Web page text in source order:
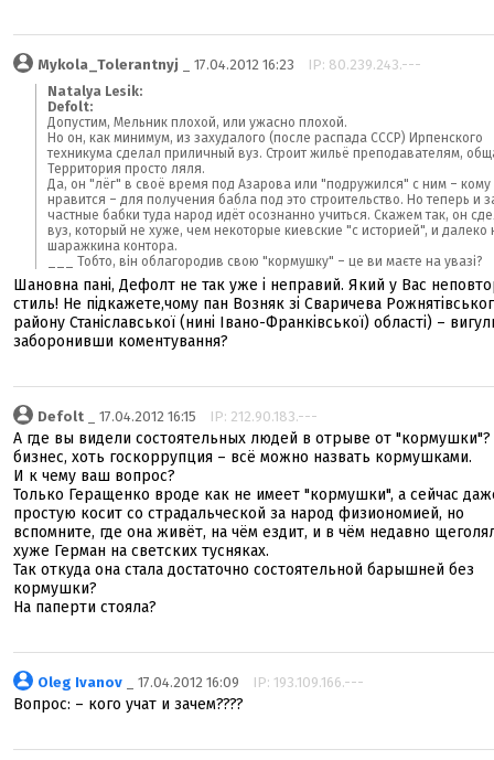
Mykola_Tolerantnyj _ 17.04.2012 16:23 IP: 80.239.243.---
Natalya Lesik:
Defolt:
Допустим, Мельник плохой, или ужасно плохой.
Но он, как минимум, из захудалого (после распада СССР) Ирпенского
техникума сделал приличный вуз. Строит жильё преподавателям,
Территория просто ляля.
Да, он "лёг" в своё время под Азарова или "подружился" с ним – кому
нравится – для получения бабла под это строительство. Но теперь и
частные бабки туда народ идёт осознанно учиться. Скажем так, он
вуз, который не хуже, чем некоторые киевские "с историей", и далеко
шаражкина контора.
___ Тобто, він облагородив свою "кормушку" – це ви маєте на увазі?
Шановна пані, Дефолт не так уже і неправий. Який у Вас
стиль! Не підкажете,чому пан Bозняк зі Сваричева
району Станіславської (нині Івано-Франківської) області) –
заборонивши коментування?
Defolt _ 17.04.2012 16:15 IP: 212.90.183.---
А где вы видели состоятельных людей в отрыве от "кормушки"?
бизнес, хоть госкоррупция – всё можно назвать кормушками.
И к чему ваш вопрос?
Только Геращенко вроде как не имеет "кормушки", а сейчас
простую косит со страдальческой за народ физиономией, но
вспомните, где она живёт, на чём ездит, и в чём недавно
хуже Герман на светских тусняках.
Так откуда она стала достаточно состоятельной барышней без
кормушки?
На паперти стояла?
Oleg Ivanov _ 17.04.2012 16:09 IP: 193.109.166.---
Вопрос: – кого учат и зачем????